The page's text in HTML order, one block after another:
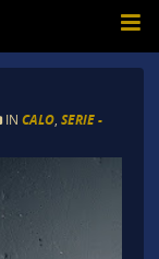
IN CALO, SERIE -